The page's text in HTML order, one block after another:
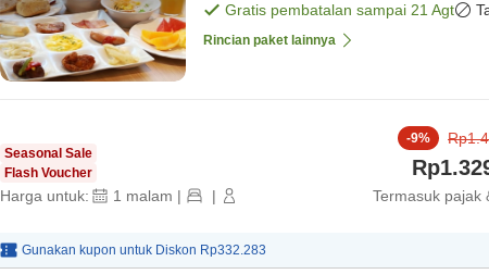
Gratis pembatalan sampai 21 Agt
Rincian paket lainnya
Seasonal Sale
Flash Voucher
Harga untuk: 1 malam | |
-9%
Termasuk pajak
Gunakan kupon untuk Diskon Rp332.283